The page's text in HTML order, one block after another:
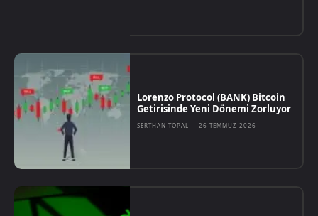
Lorenzo Protocol (BANK) Bitcoin
Getirisinde Yeni Dönemi Zorluyor
SERTHAN TOPAL - 26 TEMMUZ 2026